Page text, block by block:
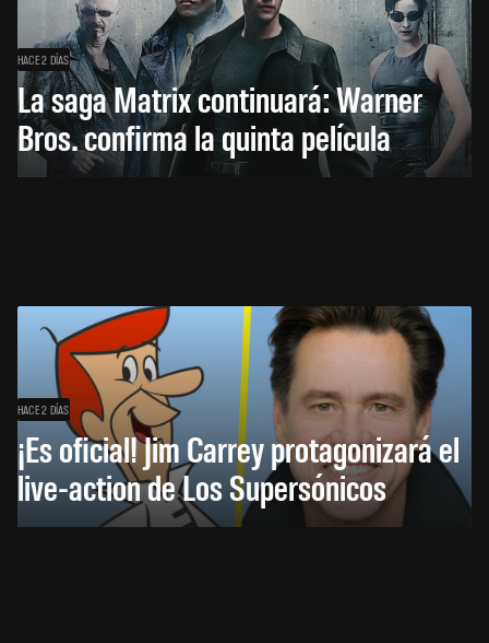
HACE 2 DÍAS
La saga Matrix continuará: Warner
Bros. confirma la quinta película
HACE 2 DÍAS
¡Es oficial! Jim Carrey protagonizará el
live-action de Los Supersónicos